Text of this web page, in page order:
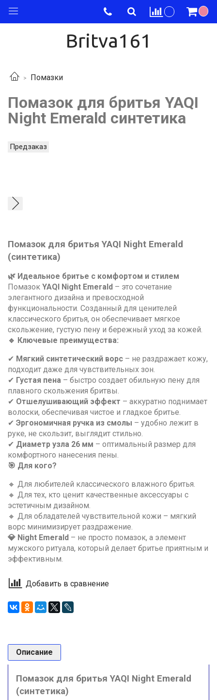
Britva161
Помазки
Помазок для бритья YAQI
Night Emerald синтетика
Предзаказ
Помазок для бритья YAQI Night Emerald
(синтетика)
🌿 Идеальное бритье с комфортом и стилем
Помазок YAQI Night Emerald – это сочетание
элегантного дизайна и превосходной
функциональности. Созданный для ценителей
классического бритья, он обеспечивает мягкое
скольжение, густую пену и бережный уход за кожей.
🔹 Ключевые преимущества:
✔ Мягкий синтетический ворс – не раздражает кожу,
подходит даже для чувствительных зон.
✔ Густая пена – быстро создает обильную пену для
плавного скольжения бритвы.
✔ Отшелушивающий эффект – аккуратно поднимает
волоски, обеспечивая чистое и гладкое бритье.
✔ Эргономичная ручка из смолы – удобно лежит в
руке, не скользит, выглядит стильно.
✔ Диаметр узла 26 мм – оптимальный размер для
комфортного нанесения пены.
🎯 Для кого?
🔸 Для любителей классического влажного бритья.
🔸 Для тех, кто ценит качественные аксессуары с
эстетичным дизайном.
🔸 Для обладателей чувствительной кожи – мягкий
ворс минимизирует раздражение.
💎 Night Emerald – не просто помазок, а элемент
мужского ритуала, который делает бритье приятным и
эффективным.
Добавить в сравнение
Описание
Помазок для бритья YAQI Night Emerald
(синтетика)